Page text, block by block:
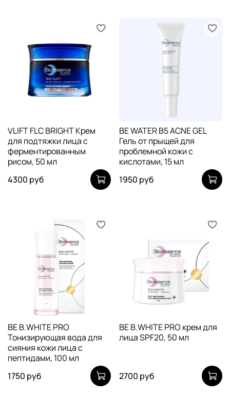
VLIFT FLC BRIGHT Крем
для подтяжки лица с
ферментированным
рисом, 50 мл
4300 руб
BE WATER B5 ACNE GEL
Гель от прыщей для
проблемной кожи с
кислотами, 15 мл
1950 руб
BE B.WHITE PRO
Тонизирующая вода для
сияния кожи лица с
пептидами, 100 мл
1750 руб
BE B.WHITE PRO крем для
лица SPF20, 50 мл
2700 руб